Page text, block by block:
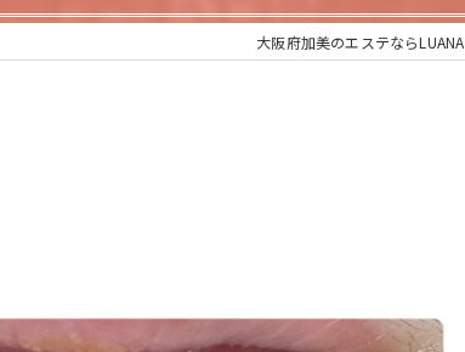
大阪府加美のエステならLUANA